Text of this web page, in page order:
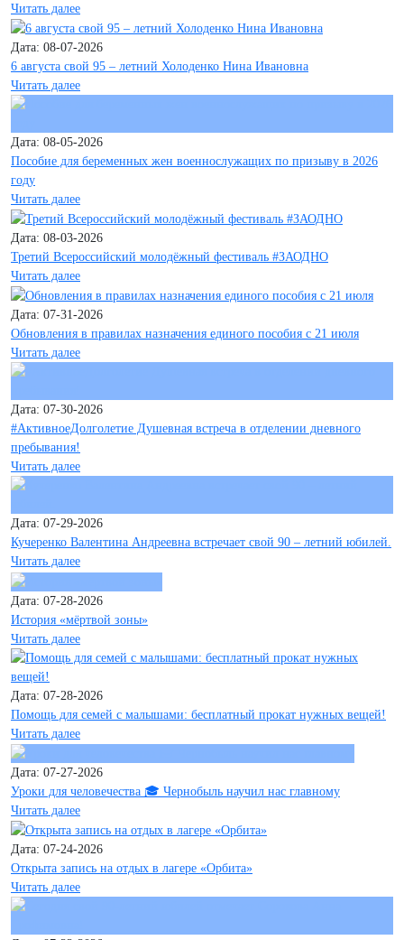
Читать далее
Дата: 08-07-2026
6 августа свой 95 – летний Холоденко Нина Ивановна
Читать далее
Дата: 08-05-2026
Пособие для беременных жен военнослужащих по призыву в 2026
году
Читать далее
Дата: 08-03-2026
Третий Всероссийский молодёжный фестиваль #ЗАОДНО
Читать далее
Дата: 07-31-2026
Обновления в правилах назначения единого пособия с 21 июля
Читать далее
Дата: 07-30-2026
#АктивноеДолголетие Душевная встреча в отделении дневного
пребывания!
Читать далее
Дата: 07-29-2026
Кучеренко Валентина Андреевна встречает свой 90 – летний юбилей.
Читать далее
Дата: 07-28-2026
История «мёртвой зоны»
Читать далее
Дата: 07-28-2026
Помощь для семей с малышами: бесплатный прокат нужных вещей!
Читать далее
Дата: 07-27-2026
Уроки для человечества 🎓 Чернобыль научил нас главному
Читать далее
Дата: 07-24-2026
Открыта запись на отдых в лагере «Орбита»
Читать далее